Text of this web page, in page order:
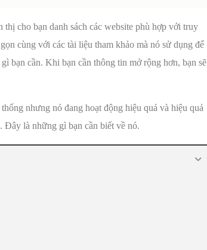
cho bạn danh sách các website phù hợp với truy
cùng với các tài liệu tham khảo mà nó sử dụng để
bạn cần. Khi bạn cần thông tin mở rộng hơn, bạn sẽ
nhưng nó đang hoạt động hiệu quả và hiệu quả
Đây là những gì bạn cần biết về nó.